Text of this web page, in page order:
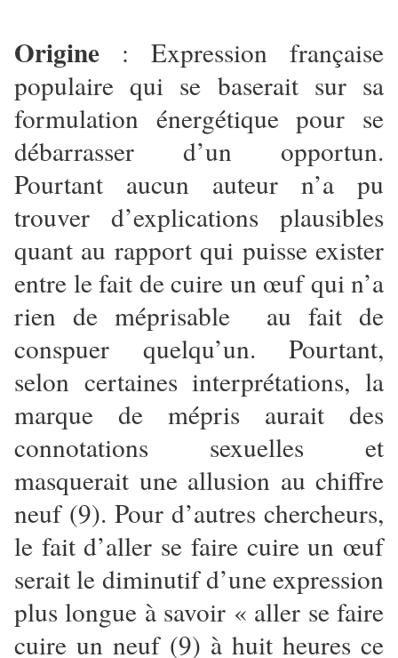
Origine
: Expression française
populaire qui se baserait sur sa
formulation énergétique pour se
débarrasser d’un opportun.
Pourtant aucun auteur n’a pu
trouver d’explications plausibles
quant au rapport qui puisse exister
entre le fait de cuire un œuf qui n’a
rien de méprisable au fait de
conspuer quelqu’un. Pourtant,
selon certaines interprétations, la
marque de mépris aurait des
connotations sexuelles et
masquerait une allusion au chiffre
neuf (9). Pour d’autres chercheurs,
le fait d’aller se faire cuire un œuf
serait le diminutif d’une expression
plus longue à savoir « aller se faire
cuire un neuf (9) à huit heures ce